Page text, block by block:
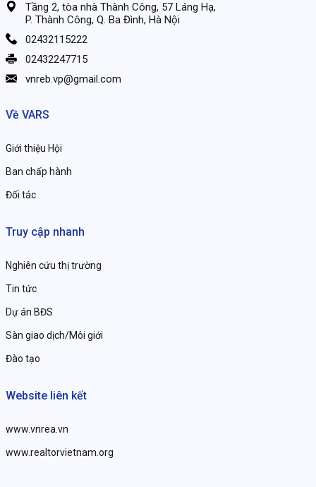
Tầng 2, tòa nhà Thành Công, 57 Láng Hạ,
P. Thành Công, Q. Ba Đình, Hà Nội
02432115222
02432247715
vnreb.vp@gmail.com
Về VARS
Giới thiệu Hội
Ban chấp hành
Đối tác
Truy cập nhanh
Nghiên cứu thị trường
Tin tức
Dự án BĐS
Sàn giao dịch/Môi giới
Đào tạo
Website liên kết
www.vnrea.vn
www.realtorvietnam.org